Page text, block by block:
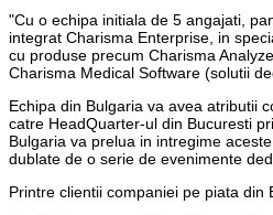
"Cu o echipa initiala de 5 angajati,
integrat Charisma Enterprise, in
cu produse precum Charisma
Charisma Medical Software (solutii
Echipa din Bulgaria va avea atributii
catre HeadQuarter-ul din Bucuresti
Bulgaria va prelua in intregime
dublate de o serie de evenimente
Printre clientii companiei pe piata